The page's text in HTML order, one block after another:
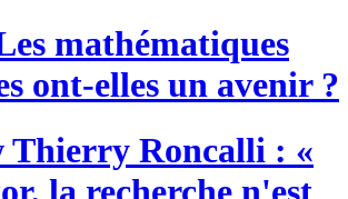
mathématiques
ont-elles un avenir ?
Thierry Roncalli : «
la recherche n'est